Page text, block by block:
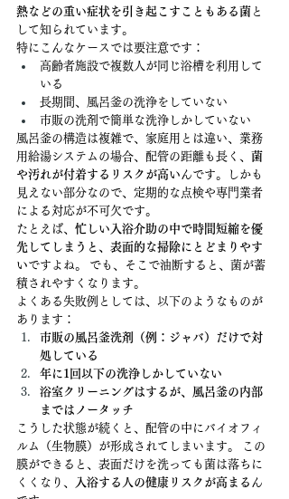
熱などの重い症状を引き起こすこともある菌 と
して知られています。
特にこんなケースでは要注意です：
高齢者施設で複数人が同じ浴槽を利用して
いる
長期間、風呂釜の洗浄をしていない
市販の洗剤で簡単な洗浄しかしていない
風呂釜の構造は複雑で、家庭用とは違い、業務
用給湯システムの場合、配管の距離も長く、 菌
や汚れが付着するリスクが高い んです。しかも
見えない部分なので、定期的な点検や専門業者
による対応が不可欠です。
たとえば、 忙しい入浴介助の中で時間短縮を優
先してしまうと、表面的な掃除にとどまりやす
いですよね。 でも、そこで油断すると、菌が蓄
積されやすくなります。
よくある失敗例としては、以下のようなものが
あります：
市販の風呂釜洗剤（例：ジャバ）だけで対
処している
年に1回以下の洗浄しかしていない
浴室クリーニングはするが、風呂釜の内部
まではノータッチ
こうした状態が続くと、配管の中にバイオフィ
ルム（生物膜）が形成されてしまいます。 この
膜ができると、表面だけを洗っても菌は落ちに
くくなり、
入浴する人の健康リスクが高まる ん